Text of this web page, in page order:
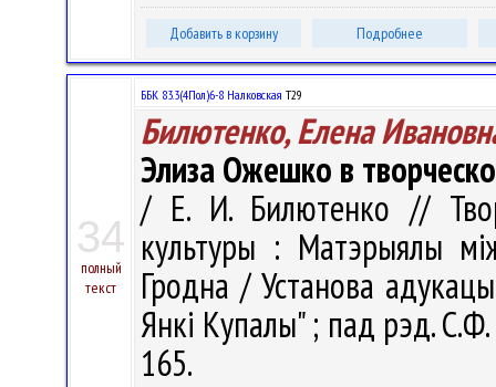
Добавить в корзину Подробнее
34
полный
текст
ББК 83.3(4Пол)6-8 Налковская Т29
Билютенко, Елена
Элиза Ожешко в
/ Е. И. Билютенко //
культуры : Матэрыялы
Гродна / Установа
Янкі Купалы" ; пад рэд.
165.